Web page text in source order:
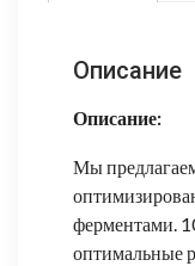
Описание
Описание:
Мы
ферментами.
оптимальные